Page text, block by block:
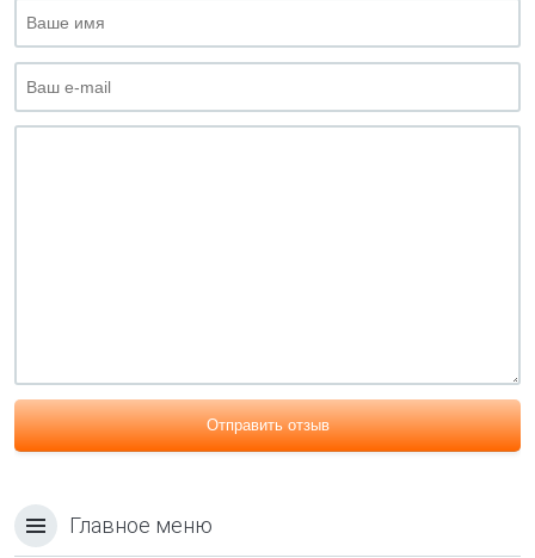
Отправить отзыв
Главное меню